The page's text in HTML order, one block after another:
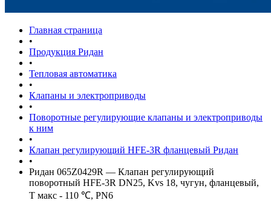
Главная страница
•
Продукция Ридан
•
Тепловая автоматика
•
Клапаны и электроприводы
•
Поворотные регулирующие клапаны и электроприводы
к ним
•
Клапан регулирующий HFE-3R фланцевый Ридан
•
Ридан 065Z0429R — Клапан регулирующий
поворотный HFE-3R DN25, Kvs 18, чугун, фланцевый,
Т макс - 110 ℃, PN6